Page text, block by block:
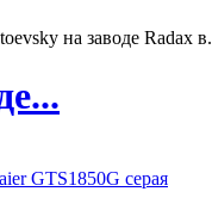
на заводе Radax
GTS1850G серая